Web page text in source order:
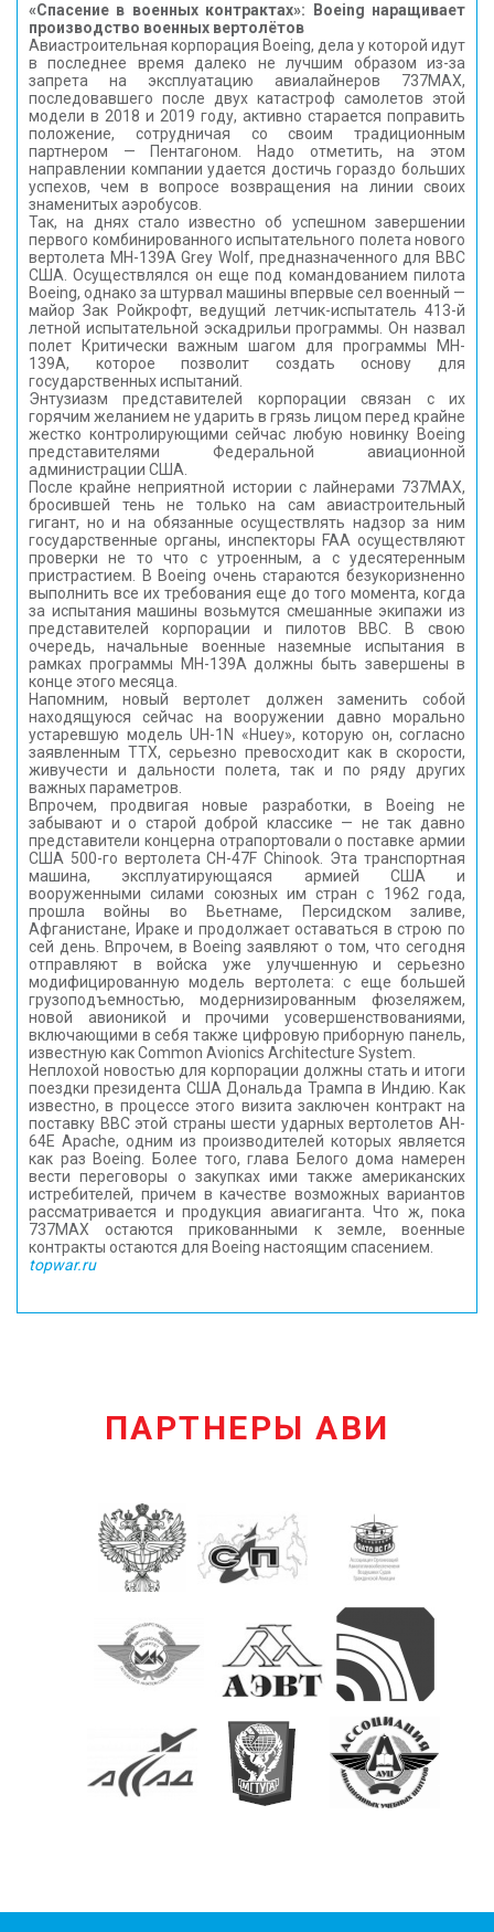
«Спасение в военных контрактах»: Boeing наращивает
производство военных вертолётов
Авиастроительная корпорация Boeing, дела у которой идут
в последнее время далеко не лучшим образом из-за
запрета на эксплуатацию авиалайнеров 737МАХ,
последовавшего после двух катастроф самолетов этой
модели в 2018 и 2019 году, активно старается поправить
положение, сотрудничая со своим традиционным
партнером — Пентагоном. Надо отметить, на этом
направлении компании удается достичь гораздо больших
успехов, чем в вопросе возвращения на линии своих
знаменитых аэробусов.
Так, на днях стало известно об успешном завершении
первого комбинированного испытательного полета нового
вертолета MH-139A Grey Wolf, предназначенного для ВВС
США. Осуществлялся он еще под командованием пилота
Boeing, однако за штурвал машины впервые сел военный —
майор Зак Ройкрофт, ведущий летчик-испытатель 413-й
летной испытательной эскадрильи программы. Он назвал
полет Критически важным шагом для программы MH-
139A, которое позволит создать основу для
государственных испытаний.
Энтузиазм представителей корпорации связан с их
горячим желанием не ударить в грязь лицом перед крайне
жестко контролирующими сейчас любую новинку Boeing
представителями Федеральной авиационной
администрации США.
После крайне неприятной истории с лайнерами 737МАХ,
бросившей тень не только на сам авиастроительный
гигант, но и на обязанные осуществлять надзор за ним
государственные органы, инспекторы FAA осуществляют
проверки не то что с утроенным, а с удесятеренным
пристрастием. В Boeing очень стараются безукоризненно
выполнить все их требования еще до того момента, когда
за испытания машины возьмутся смешанные экипажи из
представителей корпорации и пилотов ВВС. В свою
очередь, начальные военные наземные испытания в
рамках программы MH-139A должны быть завершены в
конце этого месяца.
Напомним, новый вертолет должен заменить собой
находящуюся сейчас на вооружении давно морально
устаревшую модель UH-1N «Huey», которую он, согласно
заявленным ТТХ, серьезно превосходит как в скорости,
живучести и дальности полета, так и по ряду других
важных параметров.
Впрочем, продвигая новые разработки, в Boeing не
забывают и о старой доброй классике — не так давно
представители концерна отрапортовали о поставке армии
США 500-го вертолета CH-47F Chinook. Эта транспортная
машина, эксплуатирующаяся армией США и
вооруженными силами союзных им стран с 1962 года,
прошла войны во Вьетнаме, Персидском заливе,
Афганистане, Ираке и продолжает оставаться в строю по
сей день. Впрочем, в Boeing заявляют о том, что сегодня
отправляют в войска уже улучшенную и серьезно
модифицированную модель вертолета: с еще большей
грузоподъемностью, модернизированным фюзеляжем,
новой авионикой и прочими усовершенствованиями,
включающими в себя также цифровую приборную панель,
известную как Common Avionics Architecture System.
Неплохой новостью для корпорации должны стать и итоги
поездки президента США Дональда Трампа в Индию. Как
известно, в процессе этого визита заключен контракт на
поставку ВВС этой страны шести ударных вертолетов AH-
64E Apache, одним из производителей которых является
как раз Boeing. Более того, глава Белого дома намерен
вести переговоры о закупках ими также американских
истребителей, причем в качестве возможных вариантов
рассматривается и продукция авиагиганта. Что ж, пока
737МАХ остаются прикованными к земле, военные
контракты остаются для Boeing настоящим спасением.
topwar.ru
ПАРТНЕРЫ АВИ